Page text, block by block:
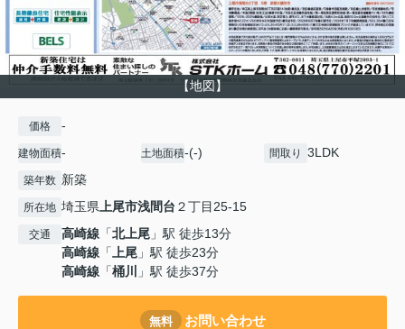
【地図】
価格 -
建物面積- 土地面積-(-) 間取り 3LDK
築年数 新築
所在地 埼玉県上尾市浅間台 ２丁目25-15
交通 高崎線 「北上尾 」駅 徒歩13分
高崎線 「上尾 」駅 徒歩23分
高崎線 「桶川 」駅 徒歩37分
無料 お問い合わせ